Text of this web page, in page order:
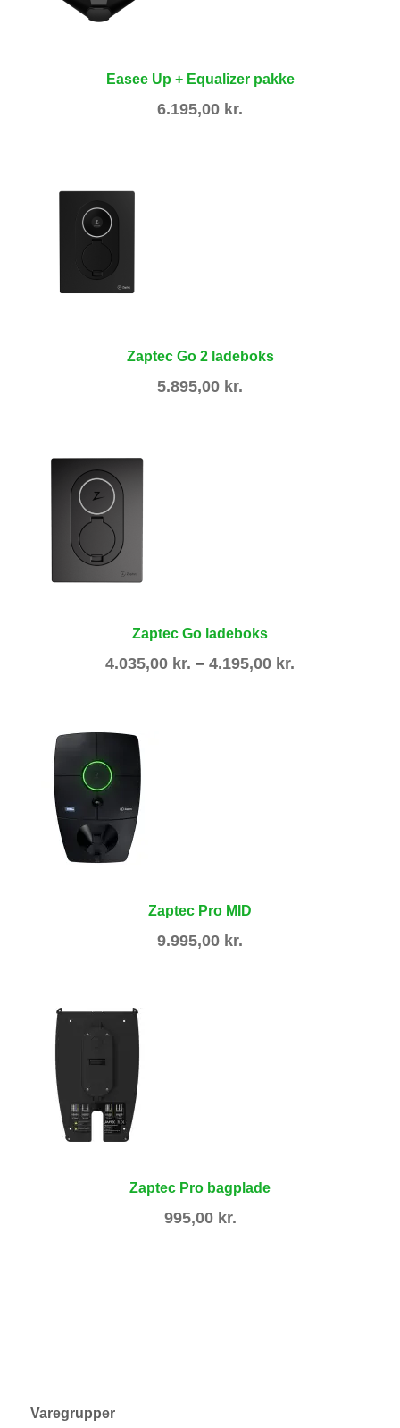
Easee Up + Equalizer pakke
6.195,00 kr.
Zaptec Go 2 ladeboks
5.895,00 kr.
Zaptec Go ladeboks
4.035,00 kr. – 4.195,00 kr.
Zaptec Pro MID
9.995,00 kr.
Zaptec Pro bagplade
995,00 kr.
Varegrupper